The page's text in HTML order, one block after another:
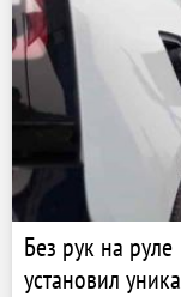
Без рук на
установил